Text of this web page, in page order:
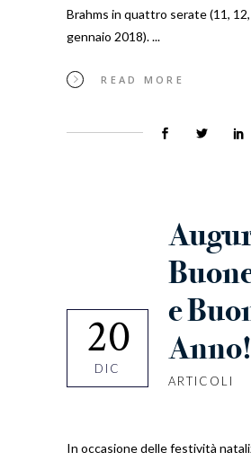
Brahms in quattro serate (11,
gennaio 2018).
READ MORE
20
DIC
e
Anno!
ARTICOLI
In occasione delle festività